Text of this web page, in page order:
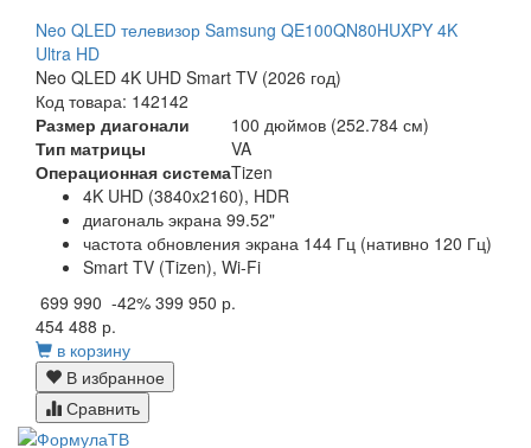
Neo QLED телевизор Samsung QE100QN80HUXPY 4K
Ultra HD
Neo QLED 4K UHD Smart TV (2026 год)
Код товара: 142142
Размер диагонали
100 дюймов (252.784 см)
Тип матрицы
VA
Операционная системаTizen
4K UHD (3840x2160), HDR
диагональ экрана 99.52"
частота обновления экрана 144 Гц (нативно 120 Гц)
Smart TV (Tizen), Wi-Fi
699 990 -42% 399 950 р.
454 488 р.
в корзину
В избранное
Сравнить